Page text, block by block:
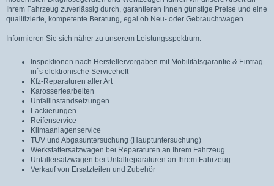
Ihrem Fahrzeug zuverlässig durch, garantieren Ihnen günstige Preise und eine
qualifizierte, kompetente Beratung, egal ob Neu- oder Gebrauchtwagen.
Informieren Sie sich näher zu unserem Leistungsspektrum:
Inspektionen nach Herstellervorgaben mit Mobilitätsgarantie & Eintrag
in`s elektronische Serviceheft
Kfz-Reparaturen aller Art
Karosseriearbeiten
Unfallinstandsetzungen
Lackierungen
Reifenservice
Klimaanlagenservice
TÜV und Abgasuntersuchung (Hauptuntersuchung)
Werkstattersatzwagen bei Reparaturen an Ihrem Fahrzeug
Unfallersatzwagen bei Unfallreparaturen an Ihrem Fahrzeug
Verkauf von Ersatzteilen und Zubehör